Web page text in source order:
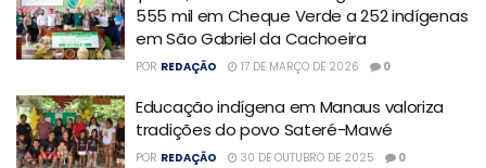
555 mil em Cheque Verde a 252 indígenas
em São Gabriel da Cachoeira
POR REDAÇÃO 17 DE MARÇO DE 2026 0
Educação indígena em Manaus valoriza
tradições do povo Sateré-Mawé
POR REDAÇÃO 30 DE OUTUBRO DE 2025 0